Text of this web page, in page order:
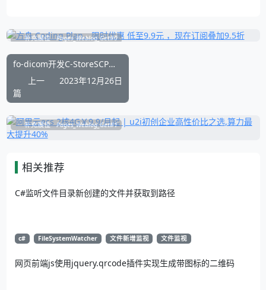
补充展位 Pages_Weblog_Get#0
fo-dicom开发C-StoreSCP报错'GB18030' is not a supported encoding name
上一
篇
2023年12月26日
补充展位 Pages_Weblog_Get#1
相关推荐
C#监听文件目录新创建的文件并获取到路径
c# FileSystemWatcher 文件新增监视 文件监视
网页前端js使用jquery.qrcode插件实现生成带图标的二维码